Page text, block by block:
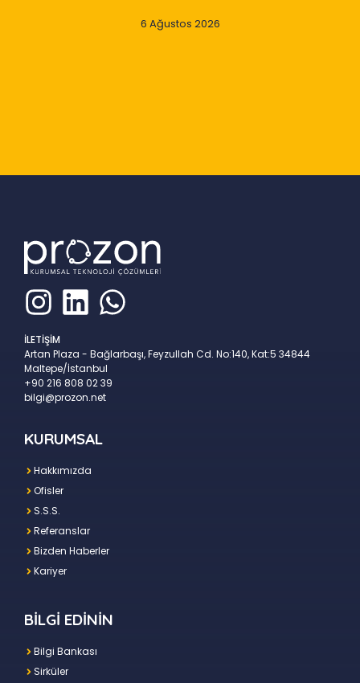
6 Ağustos 2026
İLETİŞİM
Artan Plaza - Bağlarbaşı, Feyzullah Cd. No:140, Kat:5 34844
Maltepe/İstanbul
+90 216 808 02 39
bilgi@prozon.net
KURUMSAL
Hakkımızda
Ofisler
S.S.S.
Referanslar
Bizden Haberler
Kariyer
BİLGİ EDİNİN
Bilgi Bankası
Sirküler